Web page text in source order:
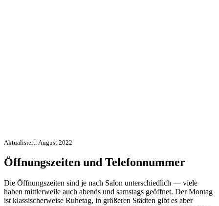
Aktualisiert: August 2022
Öffnungszeiten und Telefonnummer
Die Öffnungszeiten sind je nach Salon unterschiedlich — viele
haben mittlerweile auch abends und samstags geöffnet. Der Montag
ist klassischerweise Ruhetag, in größeren Städten gibt es aber